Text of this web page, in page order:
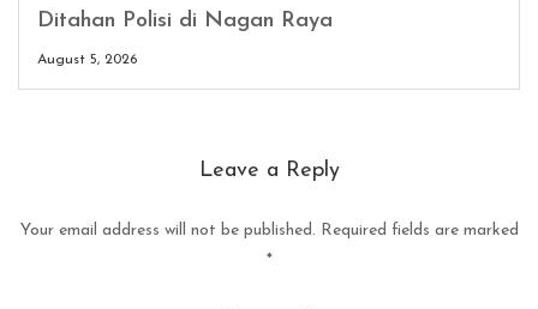
Ditahan Polisi di Nagan Raya
August 5, 2026
Leave a Reply
Your email address will not be published. Required fields are marked
*